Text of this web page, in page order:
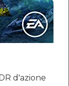
d'azione